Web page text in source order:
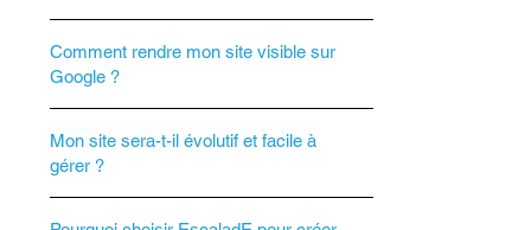
Comment rendre mon site visible sur
Google ?
Mon site sera-t-il évolutif et facile à
gérer ?